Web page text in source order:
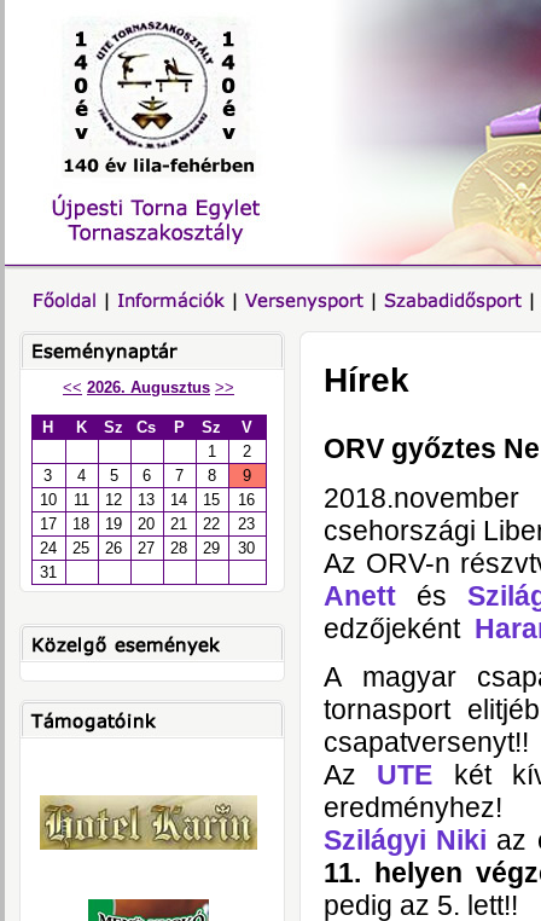
<< 2026. Augusztus >>
H K Sz Cs P Sz
V
1
2
3
4 5 6 7 8
9
10
11 12 13 14 15
16
17
18 19 20 21 22
23
24
25 26 27 28 29
30
31
Hírek
ORV győztes
csehországi
Az ORV-n
Anett
és
edzőjeként
A magyar
tornasport
csapatversenyt!!
Az UTE két
eredményhez!
Szilágyi Niki az
11. helyen
pedig az 5. lett!!